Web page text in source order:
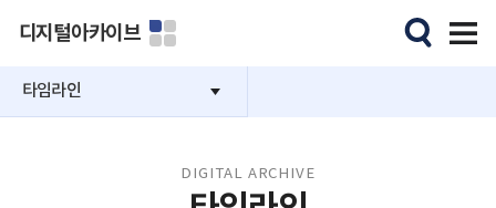
디지털아카이브
타임라인
DIGITAL ARCHIVE